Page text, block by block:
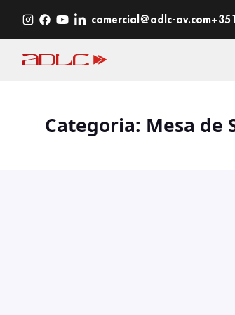
para
conteúdo
comercial@adlc-av.com
Categoria: Mesa de